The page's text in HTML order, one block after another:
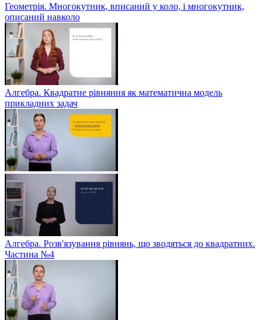
Геометрія. Многокутник, вписаний у коло, і многокутник,
описаний навколо
Алгебра. Квадратне рівняння як математична модель
прикладних задач
Алгебра. Розв'язування рівнянь, що зводяться до квадратних.
Частина №4